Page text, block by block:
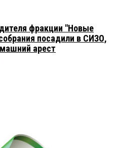
фракции "Новые
посадили в СИЗО,
арест